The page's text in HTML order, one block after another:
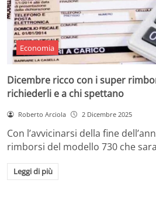
Economia
Dicembre ricco con i super
richiederli e a chi spettano
Roberto Arciola 2 Dicembre 2025
Con l’avvicinarsi della fine
rimborsi del modello 730 che
Leggi di più